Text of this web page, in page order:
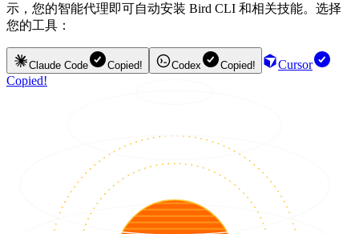
示，您的智能代理即可自动安装 Bird CLI 和相关技能。选择
您的工具：
Claude Code Copied! Codex Copied!
Cursor
Copied!